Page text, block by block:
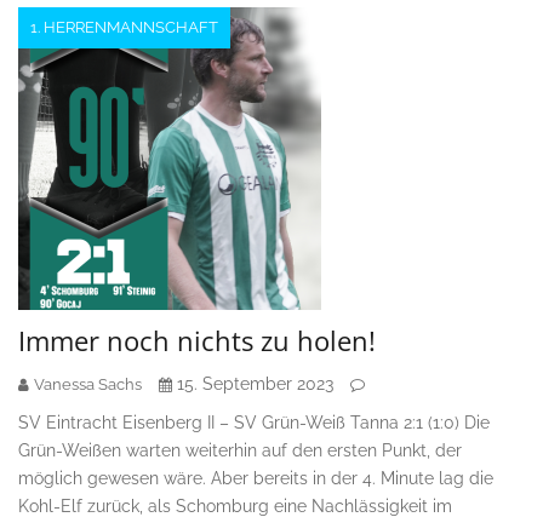
1. HERRENMANNSCHAFT
Immer noch nichts zu holen!
Vanessa Sachs
15. September 2023
SV Eintracht Eisenberg II – SV Grün-Weiß Tanna 2:1 (1:0) Die
Grün-Weißen warten weiterhin auf den ersten Punkt, der
möglich gewesen wäre. Aber bereits in der 4. Minute lag die
Kohl-Elf zurück, als Schomburg eine Nachlässigkeit im